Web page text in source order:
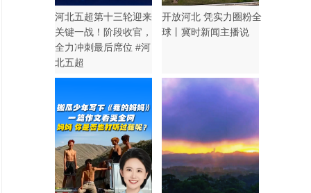
河北五超第十三轮迎来
关键一战！阶段收官，
全力冲刺最后席位 #河
北五超
开放河北 凭实力圈粉全
球丨冀时新闻主播说